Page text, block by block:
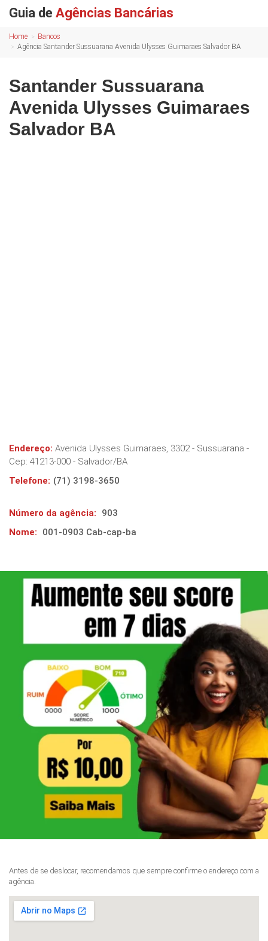
Guia de Agências Bancárias
Home
Bancos
Agência Santander Sussuarana Avenida Ulysses Guimaraes Salvador BA
Santander Sussuarana
Avenida Ulysses Guimaraes
Salvador BA
Endereço: Avenida Ulysses Guimaraes, 3302 - Sussuarana -
Cep: 41213-000 - Salvador/BA
Telefone: (71) 3198-3650
Número da agência:
903
Nome:
001-0903 Cab-cap-ba
Antes de se deslocar, recomendamos que sempre confirme o endereço com a
agência.